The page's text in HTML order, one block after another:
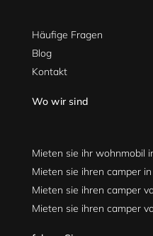
Häufige Fragen
Blog
Kontakt
Wo wir sind
Mieten sie ihr wohnmobil
Mieten sie ihren camper
Mieten sie ihren camper
Mieten sie ihren camper